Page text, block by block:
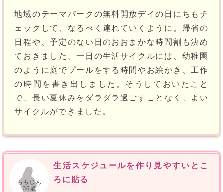
地域のテーマパークの無料開放デイの日にちもチ
ェックして、なるべく連れていくように。帰省の
日程や、予定のない日のおおまかな時間割も決め
ておきました。一日の生活サイクルには、幼稚園
のように庭でプールをする時間やお絵かき、工作
の時間を書き出しました。そうしておいたこと
で、長い夏休みをダラダラ過ごすことなく、よい
サイクルができました。
ももじん
36歳
生活スケジュールを作り見やすいとこ
ろに貼る